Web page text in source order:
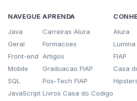
NAVEGUE
Java
Geral
Front-end
Mobile
SQL
JavaScript
APRENDA
Carreiras Alura
Formacoes
Artigos
Graduacao FIAP
Pos-Tech FIAP
Livros Casa do Codigo
Alura
Lumina
FIAP
Casa